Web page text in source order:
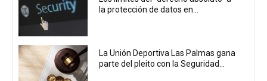
la protección de datos en...
La Unión Deportiva Las Palmas gana
parte del pleito con la Seguridad...